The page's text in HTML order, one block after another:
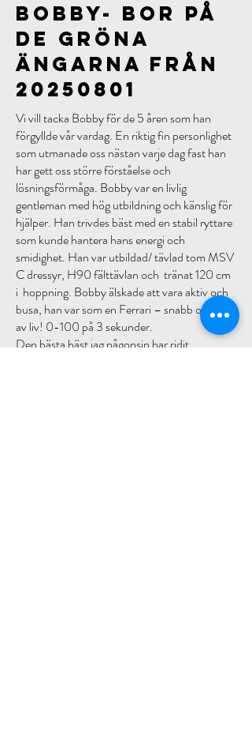
Bobby- bor på
de gröna
ängarna från
20250801
Vi vill tacka Bobby för de 5 åren som han
förgyllde vår vardag. En riktig fin personlighet
som utmanade oss nästan varje dag fast han
har gett oss större förståelse och
lösningsförmåga. Bobby var en livlig
gentleman med hög utbildning och känslig för
hjälper. Han trivdes bäst med en stabil ryttare
som kunde hantera hans energi och
smidighet. Han var utbildad/ tävlad tom MSV
C dressyr, H90 fälttävlan och tränat 120 cm
i hoppning. Bobby älskade att vara aktiv och
busa, han var som en Ferrari – snabb och full
av liv! 0-100 på 3 sekunder.
​Den bästa häst jag någonsin har ridit,